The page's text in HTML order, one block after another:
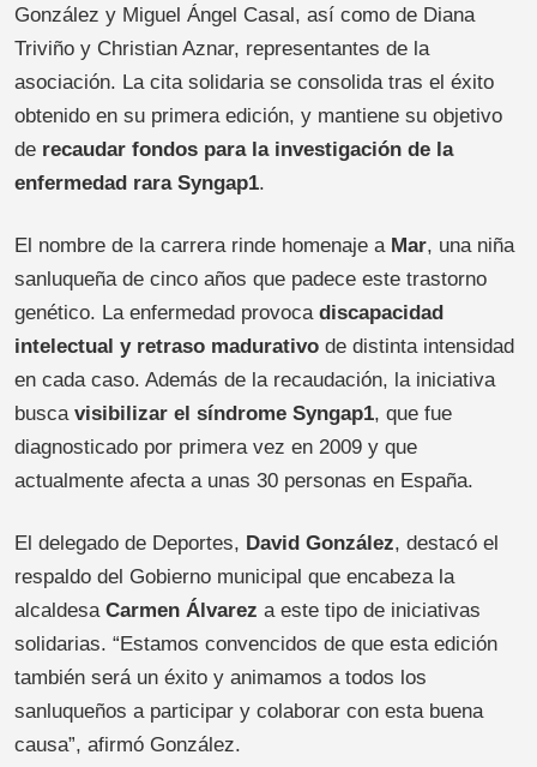
González y Miguel Ángel Casal, así como de Diana
Triviño y Christian Aznar, representantes de la
asociación. La cita solidaria se consolida tras el éxito
obtenido en su primera edición, y mantiene su objetivo
de recaudar fondos para la investigación de la
enfermedad rara Syngap1.
El nombre de la carrera rinde homenaje a Mar, una niña
sanluqueña de cinco años que padece este trastorno
genético. La enfermedad provoca discapacidad
intelectual y retraso madurativo de distinta intensidad
en cada caso. Además de la recaudación, la iniciativa
busca visibilizar el síndrome Syngap1, que fue
diagnosticado por primera vez en 2009 y que
actualmente afecta a unas 30 personas en España.
El delegado de Deportes, David González, destacó el
respaldo del Gobierno municipal que encabeza la
alcaldesa Carmen Álvarez a este tipo de iniciativas
solidarias. “Estamos convencidos de que esta edición
también será un éxito y animamos a todos los
sanluqueños a participar y colaborar con esta buena
causa”, afirmó González.